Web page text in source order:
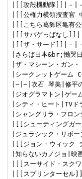
|[[攻殻機動隊]]|－|
|[[公権力横領捜査官
|[[こちら葛飾区亀有
|[[サバゲっぱなし]]|
|[[ザ・サード]]|－|
|さらば日本&br;慟
|ザ・マシーン・ガン
|シークレットゲーム
|~|~|吹石 琴美|修平
|ジオグラマトン|ゲー
|シティ・ヒート|TV
|シャングリラ・フロ
|[[シューティングガ
|ジュラシック・リボ
|[[ジョン・ウィック
|知らないカノジョ|
|[[スーサイド・スク
|[[スプリンターセル